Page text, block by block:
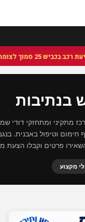
בנתיבות
מתקיני ומתחזקי דודי
חימום וטיפול באבנית.
פרטים וקבלו הצעת